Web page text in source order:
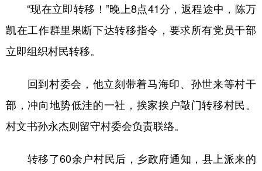
“现在立即转移！”晚上8点41分，返程途中，陈万
凯在工作群里果断下达转移指令，要求所有党员干部
立即组织村民转移。
回到村委会，他立刻带着马海印、孙世来等村干
部，冲向地势低洼的一社，挨家挨户敲门转移村民。
村文书孙永杰则留守村委会负责联络。
转移了60余户村民后，乡政府通知，县上派来的